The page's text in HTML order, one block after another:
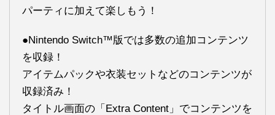
パーティに加えて楽しもう！
●Nintendo Switch™版では多数の追加コンテンツ
を収録！
アイテムパックや衣装セットなどのコンテンツが
収録済み！
タイトル画面の「Extra Content」でコンテンツを